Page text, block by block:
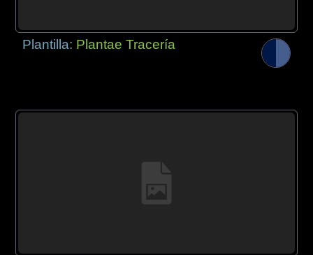
Plantilla: Plantae Tracería